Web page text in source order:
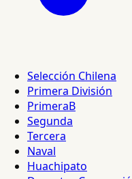
Selección Chilena
Primera División
PrimeraB
Segunda
Tercera
Naval
Huachipato